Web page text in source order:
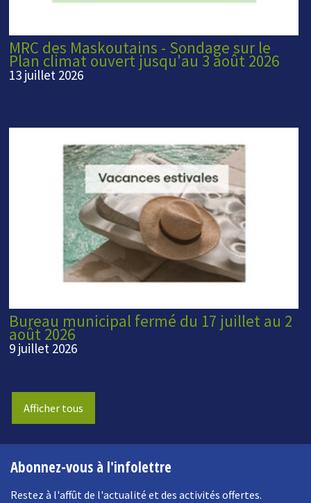
MRC des Maskoutains - Sondage sur le
Plan climat ouvert jusqu'au 3 août 2026
13 juillet 2026
Bureau municipal fermé du 17 juillet au 2
août 2026
9 juillet 2026
Afficher tous
Abonnez-vous à l'infolettre
Restez à l'affût de l'actualité et des activités offertes.